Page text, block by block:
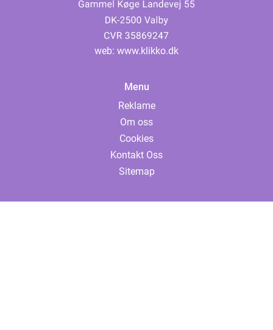
web: www.klikko.dk
Menu
Reklame
Om oss
Cookies
Kontakt Oss
Sitemap